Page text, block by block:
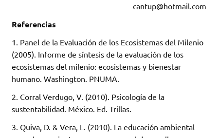
cantup@hotmail.com
Referencias
1. Panel de la Evaluación de los Ecosistemas del Milenio
(2005). Informe de síntesis de la evaluación de los
ecosistemas del milenio: ecosistemas y bienestar
humano. Washington. PNUMA.
2. Corral Verdugo, V. (2010). Psicología de la
sustentabilidad. México. Ed. Trillas.
3. Quiva, D. & Vera, L. (2010). La educación ambiental